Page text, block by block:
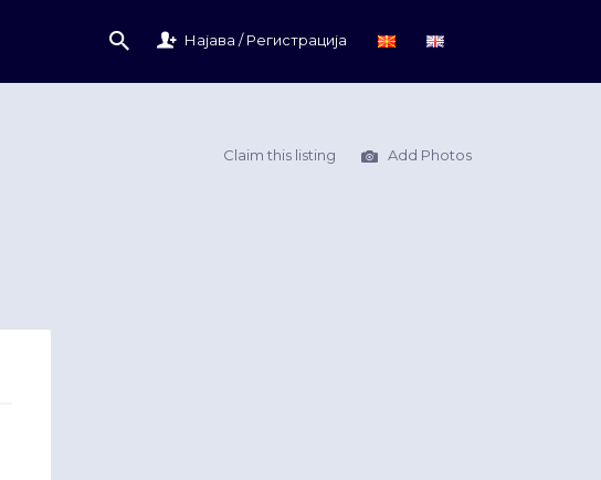
Најава / Регистрација
Claim this listing Add Photos